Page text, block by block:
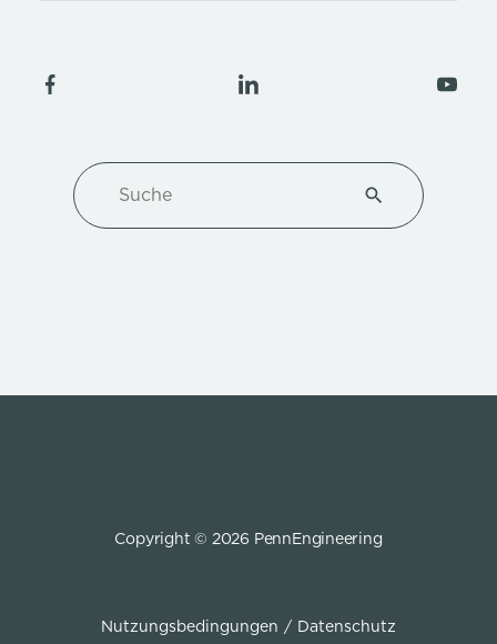
Type 1 or more
Copyright © 2026 PennEngineering
Nutzungsbedingungen Datenschutz